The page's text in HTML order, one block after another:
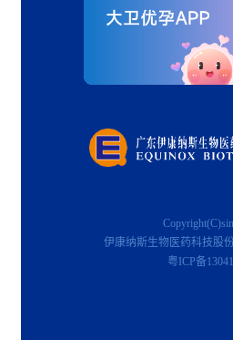
伊康纳斯生物医药科技股
粤ICP备